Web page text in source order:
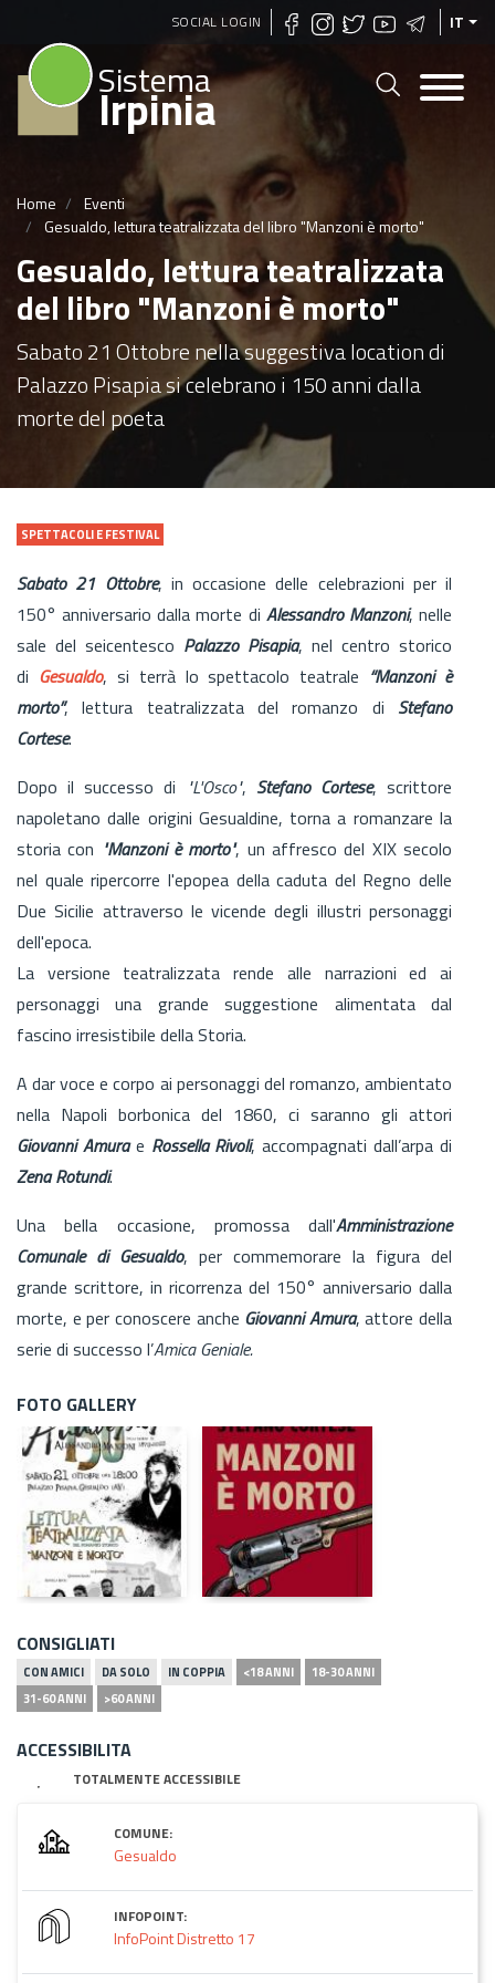
Salta
contenuto
principale
SOCIAL LOGIN IT
Sistema
Irpinia
Home
Eventi
Gesualdo, lettura teatralizzata del libro "Manzoni è morto"
Gesualdo, lettura teatralizzata
del libro "Manzoni è morto"
Sabato 21 Ottobre nella suggestiva location di
Palazzo Pisapia si celebrano i 150 anni dalla
morte del poeta
SPETTACOLI E FESTIVAL
Sabato 21 Ottobre, in occasione delle celebrazioni per il
150° anniversario dalla morte di Alessandro Manzoni, nelle
sale del seicentesco Palazzo Pisapia, nel centro storico
di Gesualdo, si terrà lo spettacolo teatrale “Manzoni è
morto”, lettura teatralizzata del romanzo di Stefano
Cortese.
Dopo il successo di "L'Osco", Stefano Cortese, scrittore
napoletano dalle origini Gesualdine, torna a romanzare la
storia con "Manzoni è morto", un affresco del XIX secolo
nel quale ripercorre l'epopea della caduta del Regno delle
Due Sicilie attraverso le vicende degli illustri personaggi
dell'epoca.
La versione teatralizzata rende alle narrazioni ed ai
personaggi una grande suggestione alimentata dal
fascino irresistibile della Storia.
A dar voce e corpo ai personaggi del romanzo, ambientato
nella Napoli borbonica del 1860, ci saranno gli attori
Giovanni Amurae Rossella Rivoli, accompagnati dall’arpa di
Zena Rotundi.
Una bella occasione, promossa dall'Amministrazione
Comunale di Gesualdo, per commemorare la figura del
grande scrittore, in ricorrenza del 150° anniversario dalla
morte, e per conoscere anche Giovanni Amura, attore della
serie di successo l’Amica Geniale.
FOTO GALLERY
CONSIGLIATI
CON AMICI DA SOLO IN COPPIA <18 ANNI
18-30 ANNI
31-60 ANNI
>60 ANNI
ACCESSIBILITA
TOTALMENTE ACCESSIBILE
COMUNE:
Gesualdo
INFOPOINT:
InfoPoint Distretto 17